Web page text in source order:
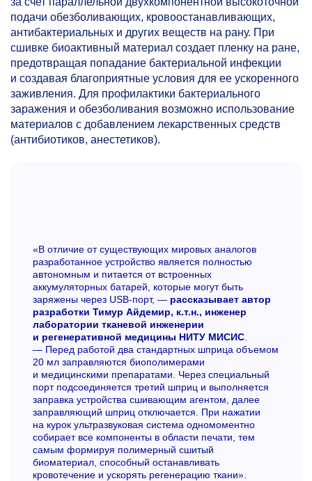
подачи обезболивающих, кровоостанавливающих,
антибактериальных и других веществ на рану. При
сшивке биоактивный материал создает пленку на ране,
предотвращая попадание бактериальной инфекции
и создавая благоприятные условия для ее ускоренного
заживления. Для профилактики бактериального
заражения и обезболивания возможно использование
материалов с добавлением лекарственных средств
(антибиотиков, анестетиков).
«В отличие от существующих мировых аналогов
разработанное устройство является полностью
автономным и питается от встроенных
аккумуляторных батарей, которые могут быть
заряжены через USB-порт, — рассказывает автор
разработки Тимур Айдемир, к.т.н., инженер
лаборатории тканевой инженерии
и регенеративной медицины НИТУ МИСИС
— Перед работой два стандартных шприца объемом
20 мл заправляются биополимерами
и медицинскими препаратами. Через специальный
порт подсоединяется третий шприц и выполняется
заправка устройства сшивающим агентом, далее
заправляющий шприц отключается. При нажатии
на курок ультразвуковая система одномоментно
собирает все компоненты в области печати, тем
самым формируя полимерный сшитый
биоматериал, способный останавливать
кровотечение и ускорять регенерацию ткани».